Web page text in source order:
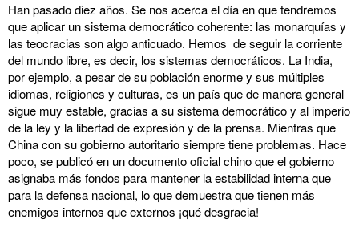
Han pasado diez años. Se nos acerca el día en que tendremos
que aplicar un sistema democrático coherente: las monarquías y
las teocracias son algo anticuado. Hemos de seguir la corriente
del mundo libre, es decir, los sistemas democráticos. La India,
por ejemplo, a pesar de su población enorme y sus múltiples
idiomas, religiones y culturas, es un país que de manera general
sigue muy estable, gracias a su sistema democrático y al imperio
de la ley y la libertad de expresión y de la prensa. Mientras que
China con su gobierno autoritario siempre tiene problemas. Hace
poco, se publicó en un documento oficial chino que el gobierno
asignaba más fondos para mantener la estabilidad interna que
para la defensa nacional, lo que demuestra que tienen más
enemigos internos que externos ¡qué desgracia!